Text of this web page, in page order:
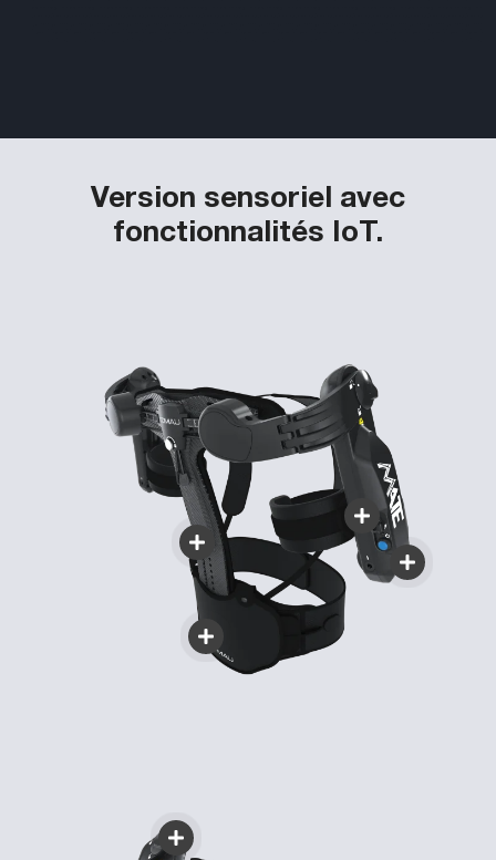
Version sensoriel avec
fonctionnalités IoT.